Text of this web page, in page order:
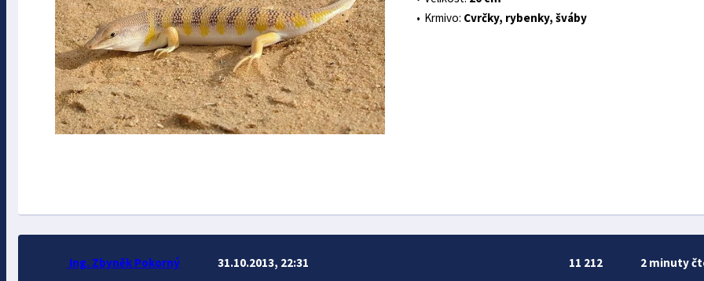
Krmivo: Cvrčky, rybenky, šváby
Ing. Zbyněk Pokorný 31.10.2013, 22:31 11 212 2 minuty